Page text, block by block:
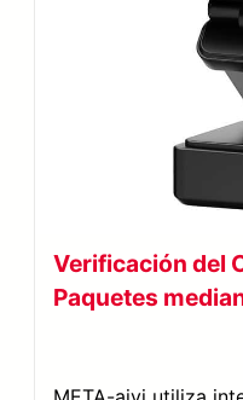
Verificación del
Paquetes